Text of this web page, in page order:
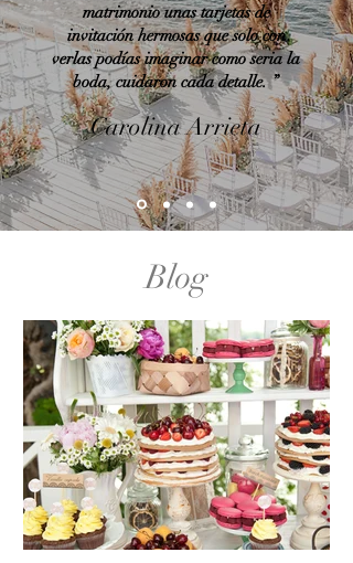
matrimonio unas tarjetas de
invitación hermosas que solo con
verlas podías imaginar como seria la
boda, cuidaron cada detalle. ”
Carolina Arrieta
Blog